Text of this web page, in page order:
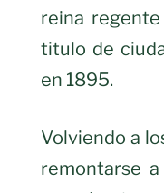
reina
titulo de
en 1895.
Volviendo a
remontarse